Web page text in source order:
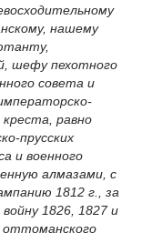
нашему
шефу пехотного
совета и
равно
прусских
и военного
алмазами, с
1812 г., за
1826, 1827 и
оттоманского